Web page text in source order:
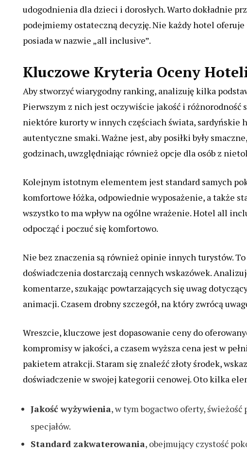
udogodnienia dla dzieci i dorosłych. Warto dokładnie
podejmiemy ostateczną decyzję. Nie każdy hotel
posiada w nazwie „all inclusive”.
Kluczowe Kryteria Oceny
Aby stworzyć wiarygodny ranking, analizuję kilka
Pierwszym z nich jest oczywiście jakość i różnorodność
niektóre kurorty w innych częściach świata, sardyńskie
autentyczne smaki. Ważne jest, aby posiłki były
godzinach, uwzględniając również opcje dla osób z
Kolejnym istotnym elementem jest standard samych
komfortowe łóżka, odpowiednie wyposażenie, a także
wszystko to ma wpływ na ogólne wrażenie. Hotel all
odpocząć i poczuć się komfortowo.
Nie bez znaczenia są również opinie innych turystów.
doświadczenia dostarczają cennych wskazówek.
komentarze, szukając powtarzających się uwag
animacji. Czasem drobny szczegół, na który zwrócą
Wreszcie, kluczowe jest dopasowanie ceny do
kompromisy w jakości, a czasem wyższa cena jest w
pakietem atrakcji. Staram się znaleźć złoty środek,
doświadczenie w swojej kategorii cenowej. Oto kilka
Jakość wyżywienia, w tym bogactwo oferty,
specjałów.
Standard zakwaterowania, obejmujący czystość